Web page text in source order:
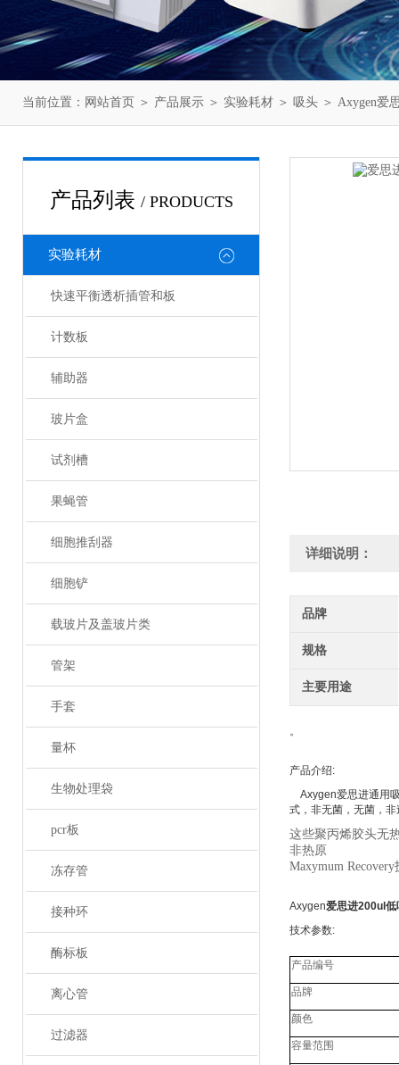
当前位置： 网站首页 ＞ 产品展示 ＞ 实验耗材 ＞ 吸头 ＞ Axygen爱
产品列表 / PRODUCTS
实验耗材
快速平衡透析插管和板
计数板
辅助器
玻片盒
试剂槽
果蝇管
细胞推刮器
细胞铲
载玻片及盖玻片类
管架
手套
量杯
生物处理袋
pcr板
冻存管
接种环
酶标板
离心管
过滤器
详细说明：
品牌
规格
主要用途
。
产品介绍:
Axygen爱思进通用
式，非无菌，无菌，
这些聚丙烯胶头无
非热原
Maxymum Recovery
Axygen爱思进200ul低
技术参数:
产品编号
品牌
颜色
容量范围